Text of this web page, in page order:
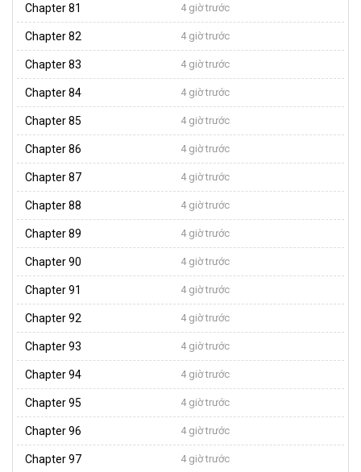
Chapter 81 4 giờ trước
Chapter 82 4 giờ trước
Chapter 83 4 giờ trước
Chapter 84 4 giờ trước
Chapter 85 4 giờ trước
Chapter 86 4 giờ trước
Chapter 87 4 giờ trước
Chapter 88 4 giờ trước
Chapter 89 4 giờ trước
Chapter 90 4 giờ trước
Chapter 91 4 giờ trước
Chapter 92 4 giờ trước
Chapter 93 4 giờ trước
Chapter 94 4 giờ trước
Chapter 95 4 giờ trước
Chapter 96 4 giờ trước
Chapter 97 4 giờ trước